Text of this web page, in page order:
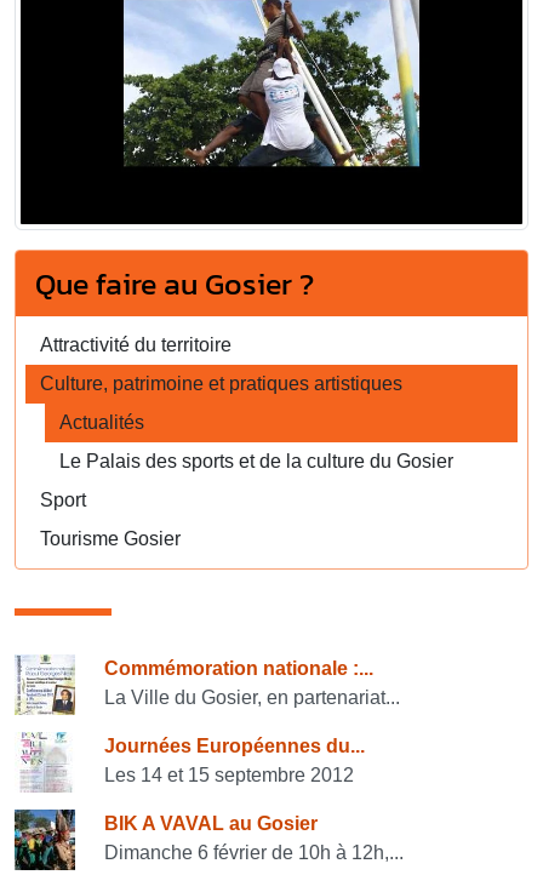
Que faire au Gosier ?
Attractivité du territoire
Culture, patrimoine et pratiques artistiques
Actualités
Le Palais des sports et de la culture du Gosier
Sport
Tourisme Gosier
Consulter également
Commémoration nationale :...
La Ville du Gosier, en partenariat...
Journées Européennes du...
Les 14 et 15 septembre 2012
BIK A VAVAL au Gosier
Dimanche 6 février de 10h à 12h,...